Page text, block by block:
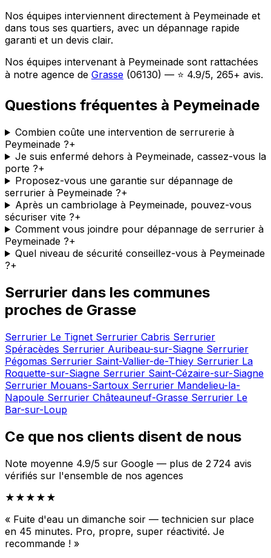
Nos équipes interviennent directement à Peymeinade et
dans tous ses quartiers, avec un dépannage rapide
garanti et un devis clair.
Nos équipes intervenant à Peymeinade sont rattachées
à notre agence de Grasse (06130) — ⭐ 4.9/5, 265+ avis.
Questions fréquentes à Peymeinade
Combien coûte une intervention de serrurerie à
Peymeinade ?+
Je suis enfermé dehors à Peymeinade, cassez-vous la
porte ?+
Proposez-vous une garantie sur dépannage de
serrurier à Peymeinade ?+
Après un cambriolage à Peymeinade, pouvez-vous
sécuriser vite ?+
Comment vous joindre pour dépannage de serrurier à
Peymeinade ?+
Quel niveau de sécurité conseillez-vous à Peymeinade
?+
Serrurier dans les communes
proches de Grasse
Serrurier Le Tignet Serrurier Cabris Serrurier
Spéracèdes Serrurier Auribeau-sur-Siagne Serrurier
Pégomas Serrurier Saint-Vallier-de-Thiey Serrurier La
Roquette-sur-Siagne Serrurier Saint-Cézaire-sur-Siagne
Serrurier Mouans-Sartoux Serrurier Mandelieu-la-
Napoule Serrurier Châteauneuf-Grasse Serrurier Le
Bar-sur-Loup
Ce que nos clients disent de nous
Note moyenne 4.9/5 sur Google — plus de 2 724 avis
vérifiés sur l'ensemble de nos agences
★★★★★
« Fuite d'eau un dimanche soir — technicien sur place
en 45 minutes. Pro, propre, super réactivité. Je
recommande ! »